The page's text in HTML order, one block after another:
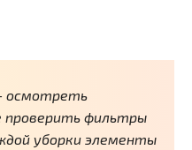
осмотреть
проверить фильтры
уборки элементы